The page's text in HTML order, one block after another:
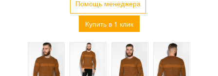
Помощь менеджера
Купить в 1 клик